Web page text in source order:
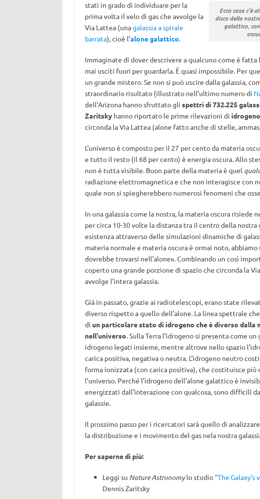
Ecco cosa c’è
disco della
galattico,
stati in grado di individuare per la
prima volta il velo di gas che avvolge la
Via Lattea (unagalassia a spirale
barrata), cioè l’alone galattico.
Immaginate di dover descrivere a qualcuno come è
mai usciti fuori per guardarla. È quasi impossibile. Per
un grande mistero. Se non si può uscire dalla galassia,
straordinario risultato (illustrato nell’ultimo numero di
dell’Arizona hanno sfruttato gli spettri di 732.225
Zaritskyhanno riportato le prime rilevazioni di
circonda la Via Lattea (alone fatto anche di stelle,
L’universo è composto per il 27 per cento da materia
e tutto il resto (il 68 per cento) è energia oscura. Allo
non è tutta visibile. Buon parte della materia è quel
radiazione elettromagnetica e che non interagisce con
quale non si spiegherebbero numerosi fenomeni che
In una galassia come la nostra, la materia oscura risiede
per circa 10-30 volte la distanza tra il centro della nostra
esistenza attraverso delle simulazioni dinamiche di
materia normale e materia oscura è ormai noto,
dovrebbe trovarsi nell’alone». Combinando un così
coperto una grande porzione di spazio che circonda la
avvolge l’intera galassia.
Già in passato, grazie ai radiotelescopi, erano state
diverso rispetto a quello dell’alone. La linea spettrale
di un particolare stato di idrogeno che è diverso
nell’universo. Sulla Terra l’idrogeno si presenta come
idrogeno legati insieme, mentre altrove nello spazio
carica positiva, negativa o neutra. L’idrogeno neutro
forma ionizzata (con carica positiva), che costituisce più
l’universo. Perché l’idrogeno dell’alone galattico è
energizzati dall’interazione con qualcosa, sono difficili
galassie.
Il prossimo passo per i ricercatori sarà quello di
la distribuzione e i movimento del gas nela nostra
Per saperne di più:
Leggi su Nature Astronomylo studio“The
Dennis Zaritsky